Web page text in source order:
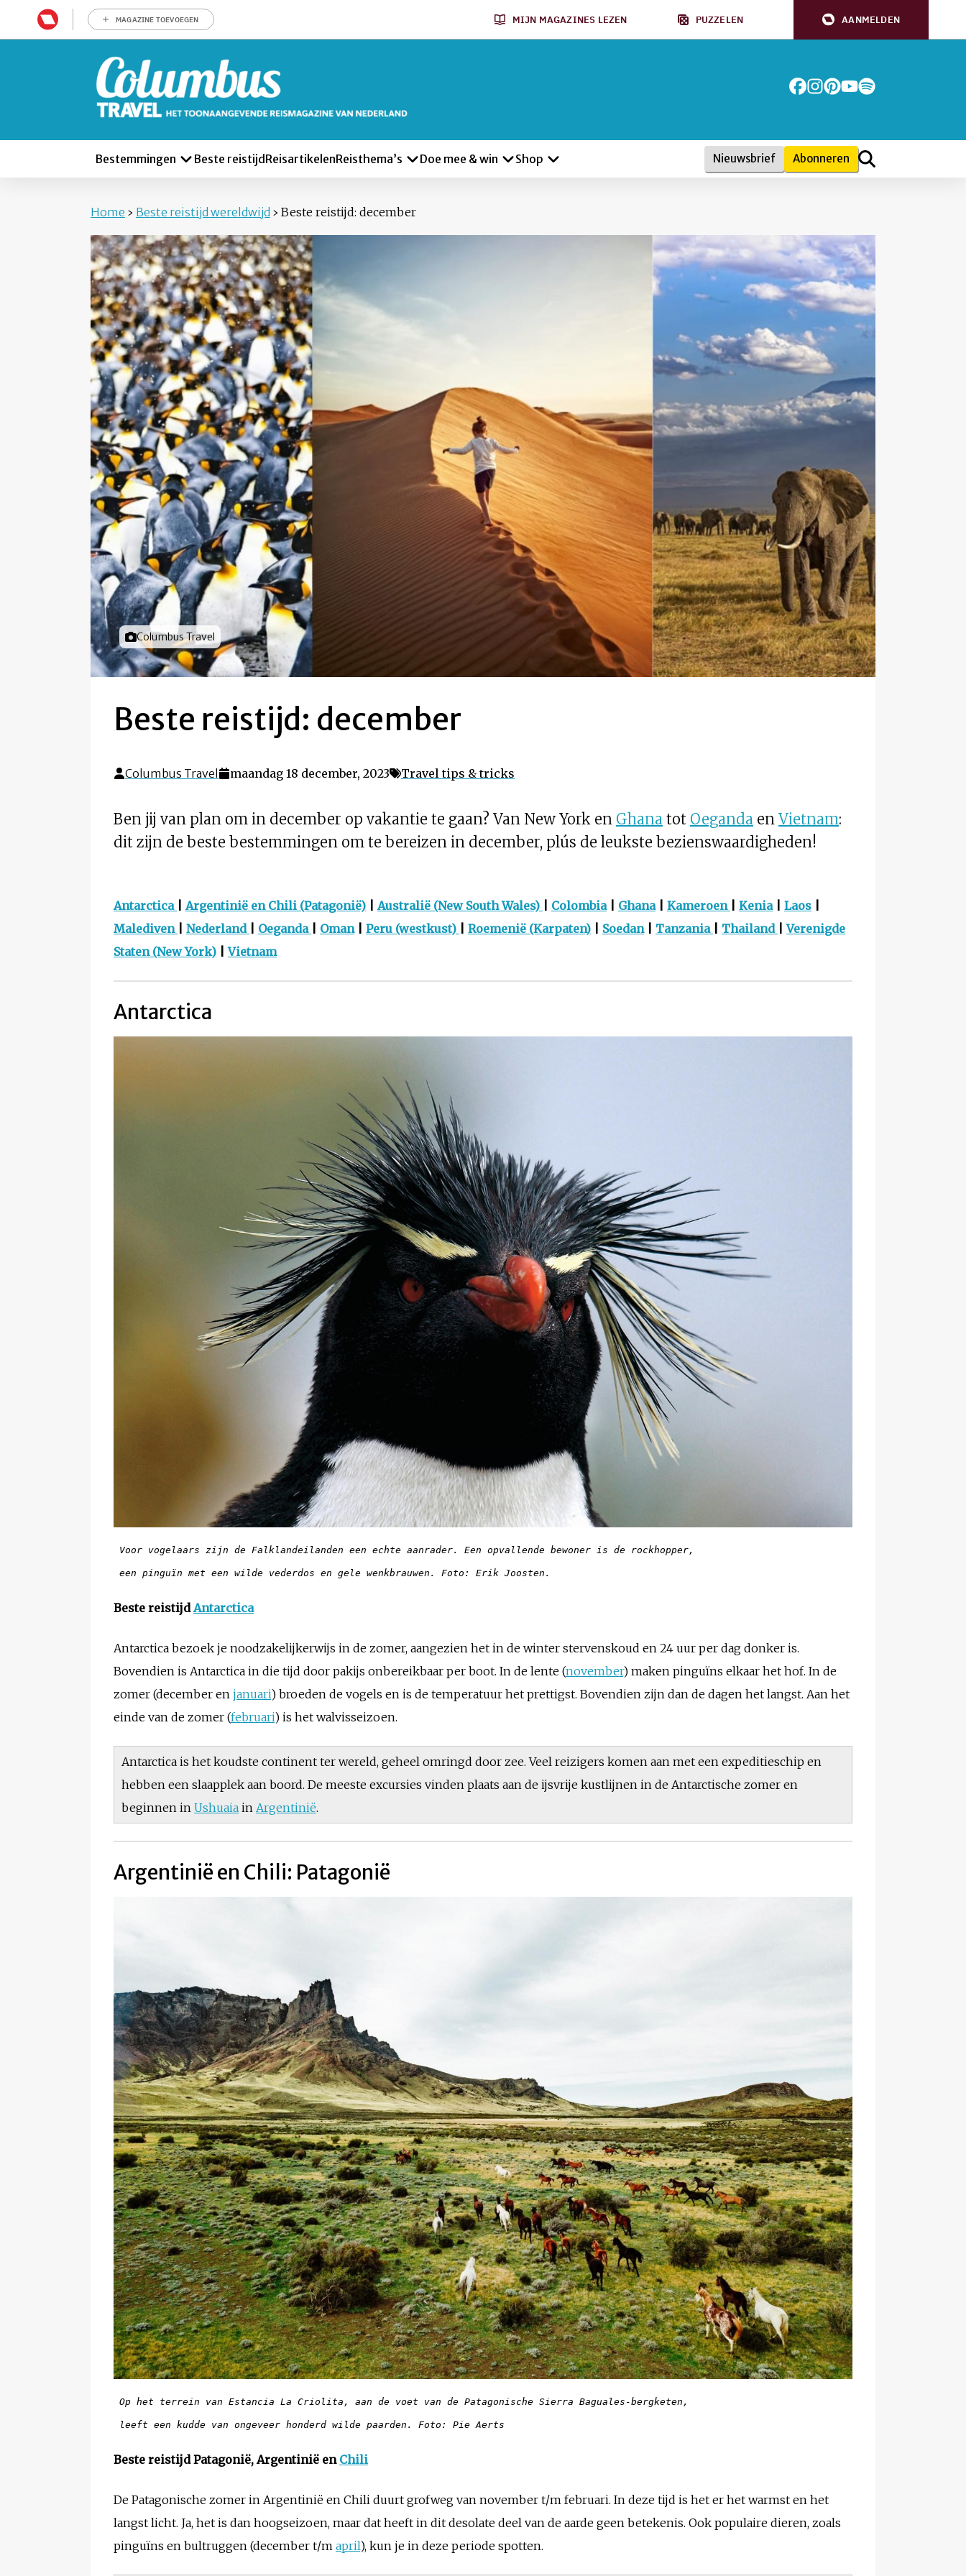
MAGAZINE TOEVOEGEN MIJN MAGAZINES LEZEN PUZZELEN AANMELDEN
Bestemmingen Beste reistijd ReisartikelenReisthema’s Doe mee & win Shop Nieuwsbrief Abonneren
Home › Beste reistijd wereldwijd › Beste reistijd: december
Foto door
Columbus Travel
Beste reistijd: december
Columbus Travel maandag 18 december, 2023 Travel tips & tricks
Ben jij van plan om in december op vakantie te gaan? Van New York en Ghana tot Oeganda en Vietnam:
dit zijn de beste bestemmingen om te bereizen in december, plús de leukste bezienswaardigheden!
Antarctica Argentinië en Chili (Patagonië) Australië (New South Wales) Colombia| Ghana| Kameroen Kenia| Laos
Malediven
Nederland Oeganda Oman| Peru (westkust) Roemenië (Karpaten) Soedan| Tanzania Thailand |Verenigde
Staten (New York) |Vietnam
Antarctica
Voor vogelaars zijn de Falklandeilanden een echte aanrader. Een opvallende bewoner is de rockhopper,
een pinguïn met een wilde vederdos en gele wenkbrauwen. Foto: Erik Joosten.
Beste reistijdAntarctica
Antarctica bezoek je noodzakelijkerwijs in de zomer, aangezien het in de winter stervenskoud en 24 uur per dag donker is.
Bovendien is Antarctica in die tijd door pakijs onbereikbaar per boot. In de lente (november) maken pinguïns elkaar het hof. In de
zomer (december en januari) broeden de vogels en is de temperatuur het prettigst. Bovendien zijn dan de dagen het langst. Aan het
einde van de zomer (februari) is het walvisseizoen.
Antarctica is het koudste continent ter wereld, geheel omringd door zee. Veel reizigers komen aan met een expeditieschip en
hebben een slaapplek aan boord. De meeste excursies vinden plaats aan de ijsvrije kustlijnen in de Antarctische zomer en
beginnen in Ushuaia in Argentinië.
Argentinië en Chili: Patagonië
Op het terrein van Estancia La Criolita, aan de voet van de Patagonische Sierra Baguales-bergketen,
leeft een kudde van ongeveer honderd wilde paarden. Foto: Pie Aerts
Beste reistijd Patagonië, Argentinië en Chili
De Patagonische zomer in Argentinië en Chili duurt grofweg van november t/m februari. In deze tijd is het er het warmst en het
langst licht. Ja, het is dan hoogseizoen, maar dat heeft in dit desolate deel van de aarde geen betekenis. Ook populaire dieren, zoals
pinguïns en bultruggen (december t/m april), kun je in deze periode spotten.